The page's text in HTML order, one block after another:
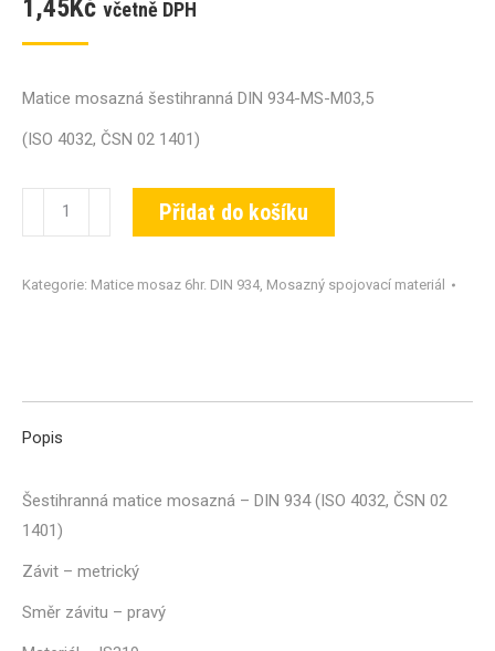
1,45Kč včetně DPH
Matice mosazná šestihranná DIN 934-MS-M03,5
(ISO 4032, ČSN 02 1401)
Matice
DIN
MS-
Přidat do košíku
Kategorie: Matice mosaz 6hr. DIN 934, Mosazný spojovací materiál
Popis
Šestihranná matice mosazná – DIN 934 (ISO 4032, ČSN 02
1401)
Závit – metrický
Směr závitu – pravý